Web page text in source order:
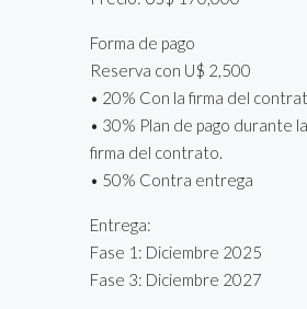
Forma de pago
Reserva con U$ 2,500
• 20% Con la firma del
• 30% Plan de pago durante
firma del contrato.
• 50% Contra entrega
Entrega:
Fase 1: Diciembre 2025
Fase 3: Diciembre 2027